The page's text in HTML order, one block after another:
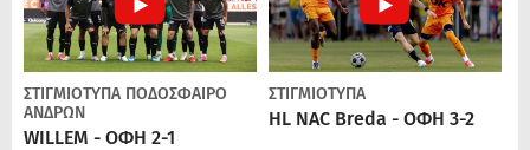
ΣΤΙΓΜΙΟΤΥΠΑ ΠΟΔΌΣΦΑΙΡΟ
ΑΝΔΡΏΝ
WILLEM - ΟΦΗ 2-1
ΣΤΙΓΜΙΟΤΥΠΑ
HL NAC Breda - ΟΦΗ 3-2